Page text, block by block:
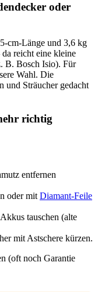
oder
cm-Länge und 3,6 kg
reicht eine kleine
B. Bosch Isio). Für
Wahl. Die
Sträucher gedacht
richtig
entfernen
oder mit Diamant-Feile
tauschen (alte
mit Astschere kürzen.
(oft noch Garantie